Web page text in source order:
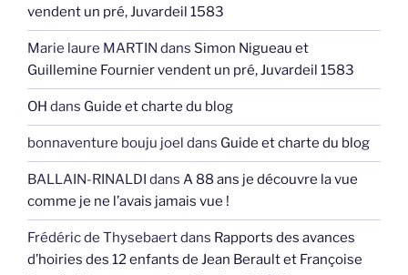
vendent un pré, Juvardeil 1583
Marie laure MARTIN dans Simon Nigueau et
Guillemine Fournier vendent un pré, Juvardeil 1583
OH dans Guide et charte du blog
bonnaventure bouju joel dans Guide et charte du blog
BALLAIN-RINALDI dans A 88 ans je découvre la vue
comme je ne l’avais jamais vue !
Frédéric de Thysebaertdans Rapports des avances
d’hoiries des 12 enfants de Jean Berault et Françoise